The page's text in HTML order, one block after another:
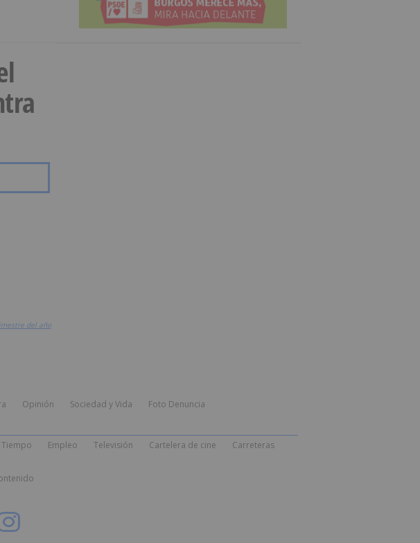
del año
Opinión Sociedad y Vida Foto Denuncia
Tiempo Empleo Televisión Cartelera de cine Carreteras